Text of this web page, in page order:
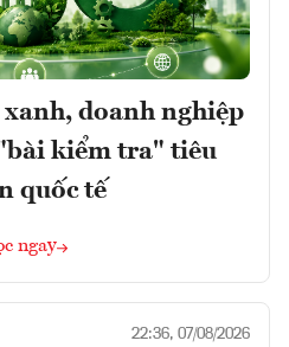
doanh nghiệp
kiểm tra" tiêu
quốc tế
ngay
22:36, 07/08/2026